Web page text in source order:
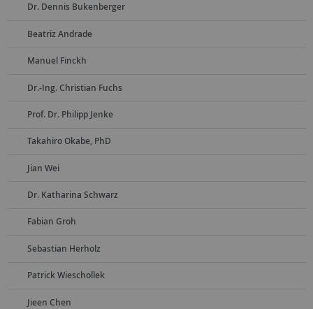
Dr. Dennis Bukenberger
Beatriz Andrade
Manuel Finckh
Dr.-Ing. Christian Fuchs
Prof. Dr. Philipp Jenke
Takahiro Okabe, PhD
Jian Wei
Dr. Katharina Schwarz
Fabian Groh
Sebastian Herholz
Patrick Wieschollek
Jieen Chen